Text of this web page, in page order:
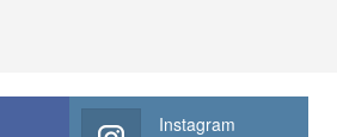
Instagram